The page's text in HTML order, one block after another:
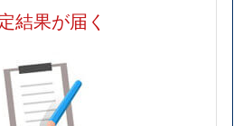
結果が届く